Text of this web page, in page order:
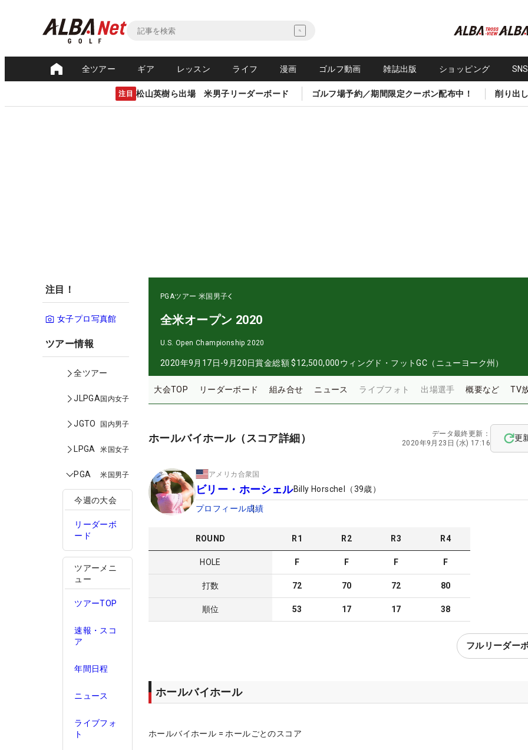
全ツアー ギア レッスン ライフ 漫画 ゴルフ動画 雑誌出版 ショッピング
注目 松山英樹ら出場 米男子リーダーボード ゴルフ場予約／期間限定クーポン配布中！ 削り出
注目！
女子プロ写真館
ツアー情報
全ツアー
JLPGA国内女子
JGTO 国内男子
LPGA 米国女子
PGA 米国男子
今週の大会
リーダーボ
ード
ツアーメニ
ュー
ツアーTOP
速報・スコ
ア
年間日程
ニュース
ライブフォ
ト
PGAツアー 米国男子
全米オープン 2020
U.S. Open Championship 2020
2020年9月17日-9月20日賞金総額 $12,500,000ウィングド・フットGC（ニューヨーク州）
大会TOP リーダーボード 組み合せ ニュース ライブフォト 出場選手 概要など TV
ホールバイホール（スコア詳細）
データ最終更新：
2020年9月23日 (水) 17:16
更
アメリカ合衆国
ビリー・ホーシェルBilly Horschel （39歳）
プロフィール成績
ROUND R1 R2 R3 R4
HOLE F F F F
打数 72 70 72 80
順位 53 17 17 38
フルリーダー
ホールバイホール
ホールバイホール = ホールごとのスコア